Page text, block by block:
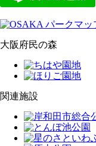
大阪府民の森
関連施設